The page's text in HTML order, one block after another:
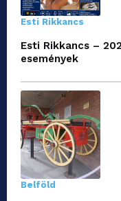
Esti Rikkancs
Esti Rikkancs –
események
Belföld